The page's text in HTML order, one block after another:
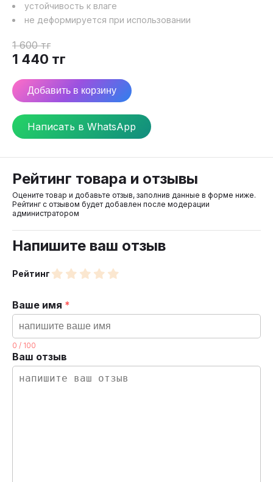
устойчивость к влаге
не деформируется при использовании
1 600тг
1 440 тг
Добавить в корзину
Написать в WhatsApp
Рейтинг товара и отзывы
Оцените товар и добавьте отзыв, заполнив данные в форме ниже.
Рейтинг с отзывом будет добавлен после модерации
администратором
Напишите ваш отзыв
Рейтинг
Ваше имя *
0 / 100
Ваш отзыв